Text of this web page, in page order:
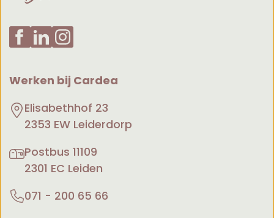
Werken bij Cardea
Elisabethhof 23
2353 EW Leiderdorp
Postbus 11109
2301 EC Leiden
071 - 200 65 66